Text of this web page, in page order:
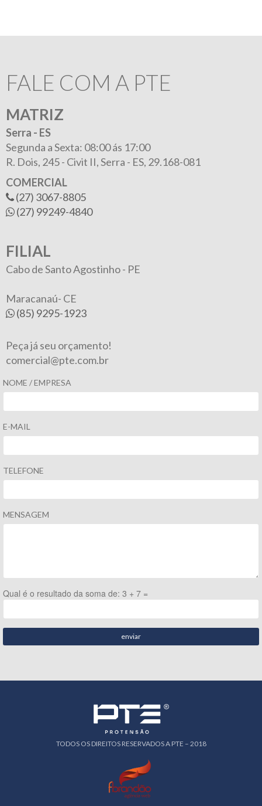
FALE COM A PTE
MATRIZ
Serra - ES
Segunda a Sexta: 08:00 ás 17:00
R. Dois, 245 - Civit II, Serra - ES, 29.168-081
COMERCIAL
(27) 3067-8805
(27) 99249-4840
FILIAL
Cabo de Santo Agostinho - PE
Maracanaú- CE
(85) 9295-1923
Peça já seu orçamento!
comercial@pte.com.br
NOME / EMPRESA
E-MAIL
TELEFONE
MENSAGEM
Qual é o resultado da soma de: 3 + 7 =
enviar
TODOS OS DIREITOS RESERVADOS A PTE – 2018